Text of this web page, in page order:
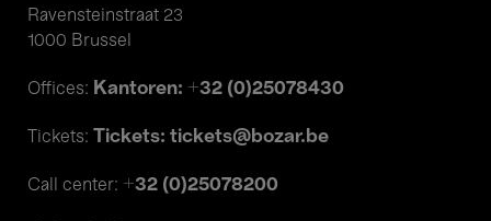
Ravensteinstraat 23
1000 Brussel
Offices: Kantoren: +32 (0)25078430
Tickets: Tickets: tickets@bozar.be
Call center: +32 (0)25078200